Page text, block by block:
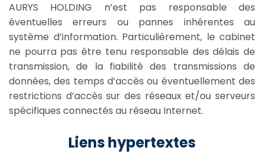
AURYS HOLDING n’est pas responsable des
éventuelles erreurs ou pannes inhérentes au
système d’information. Particulièrement, le cabinet
ne pourra pas être tenu responsable des délais de
transmission, de la fiabilité des transmissions de
données, des temps d’accès ou éventuellement des
restrictions d’accès sur des réseaux et/ou serveurs
spécifiques connectés au réseau Internet.
Liens hypertextes